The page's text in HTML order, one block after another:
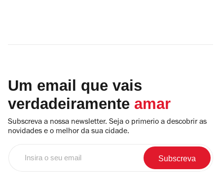
Um email que vais
verdadeiramente amar
Subscreva a nossa newsletter. Seja o primerio a descobrir as
novidades e o melhor da sua cidade.